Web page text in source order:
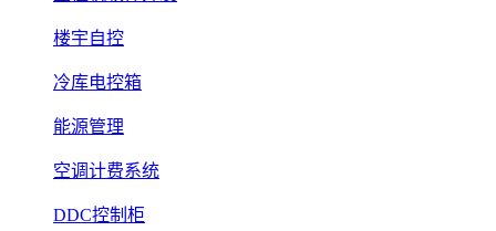
楼宇自控
冷库电控箱
能源管理
空调计费系统
DDC控制柜